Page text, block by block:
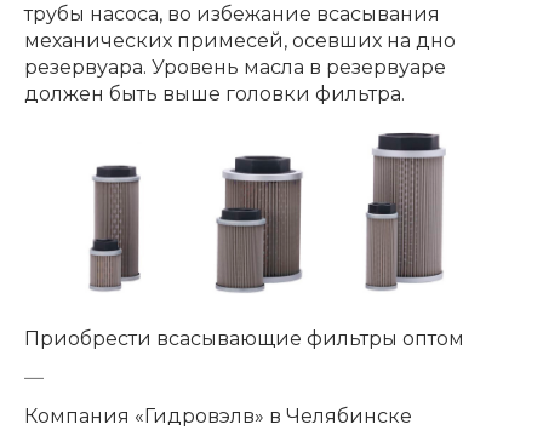
трубы насоса, во избежание всасывания
механических примесей, осевших на дно
резервуара. Уровень масла в резервуаре
должен быть выше головки фильтра.
Приобрести всасывающие фильтры оптом
Компания «Гидровэлв» в Челябинске